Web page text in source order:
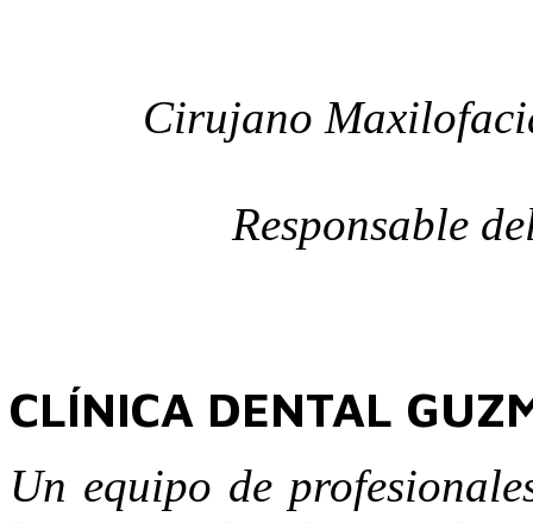
Cirujano
Responsable
CLÍNICA DENTAL
Un equipo de